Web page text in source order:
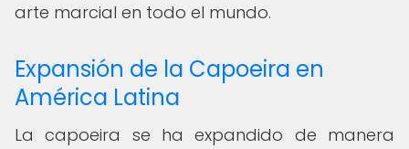
arte marcial en todo el mundo.
Expansión de la Capoeira en
América Latina
La capoeira se ha expandido de manera